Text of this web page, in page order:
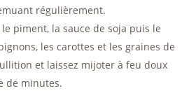
régulièrement.
le piment, la sauce de soja puis le
les carottes et les graines de
et laissez mijoter à feu doux
de minutes.